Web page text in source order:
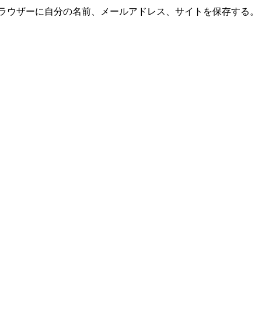
ウザーに自分の名前、メールアドレス、サイトを保存する。